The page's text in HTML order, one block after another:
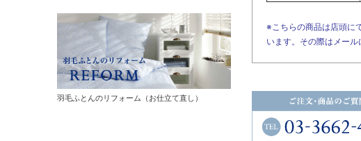
※こちらの商品は店頭に
います。その際はメール
羽毛ふとんのリフォーム（お仕立て直し）